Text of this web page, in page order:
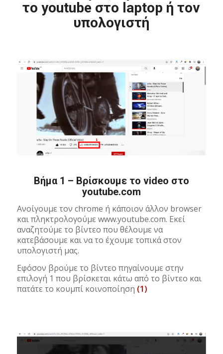
το youtube στο laptop ή τον
υπολογιστή
Βήμα 1 – Βρίσκουμε το video στο
youtube.com
Ανοίγουμε τον chrome ή κάποιον άλλον browser
και πληκτρολογούμε www.youtube.com. Εκεί
αναζητούμε το βίντεο που θέλουμε να
κατεβάσουμε και να το έχουμε τοπικά στον
υπολογιστή μας.
Εφόσον βρούμε το βίντεο πηγαίνουμε στην
επιλογή 1 που βρίσκεται κάτω από το βίντεο και
πατάτε το κουμπί κοινοποίηση (1)